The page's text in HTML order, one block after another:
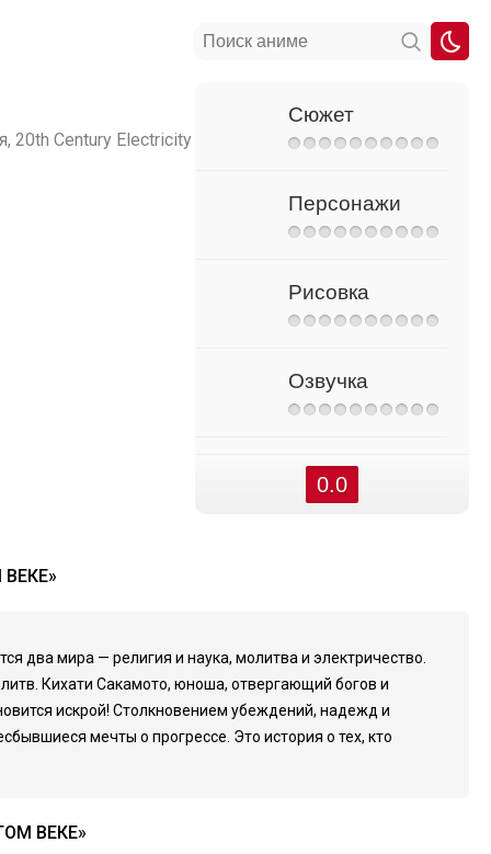
20th Century Electricity
Сюжет
Персонажи
Рисовка
Озвучка
0.0
два мира — религия и наука, молитва и электричество.
Кихати Сакамото, юноша, отвергающий богов и
искрой! Столкновением убеждений, надежд и
мечты о прогрессе. Это история о тех, кто
ВЕКЕ»